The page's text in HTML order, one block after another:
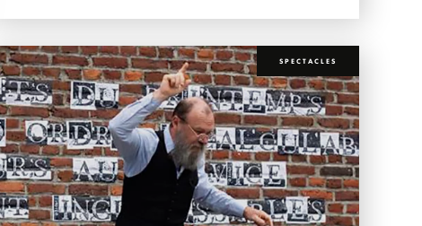
SPECTACLES